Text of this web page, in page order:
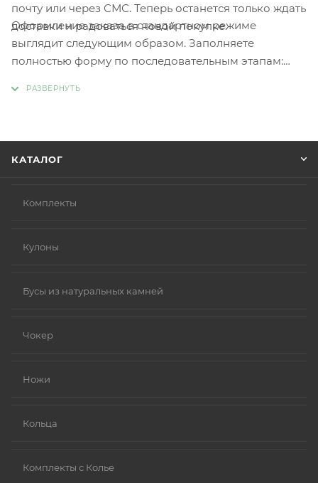
почту или через СМС. Теперь останется только ждать
доставки и радоваться новой покупке.
Оформление заказа в стандартном режиме
выглядит следующим образом. Заполняете
полностью форму по последовательным этапам:
КАТАЛОГ
Комплекты
Кулоны
Бусы из натуральных камней
Чокер
Ножи
Кольца
Комплекты с Колье